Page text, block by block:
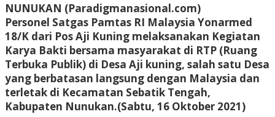
NUNUKAN (Paradigmanasional.com)
Personel Satgas Pamtas RI Malaysia Yonarmed
18/K dari Pos Aji Kuning melaksanakan Kegiatan
Karya Bakti bersama masyarakat di RTP (Ruang
Terbuka Publik) di Desa Aji kuning, salah satu Desa
yang berbatasan langsung dengan Malaysia dan
terletak di Kecamatan Sebatik Tengah,
Kabupaten Nunukan.(Sabtu, 16 Oktober 2021)